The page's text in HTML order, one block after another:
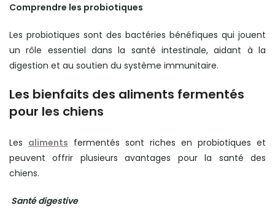
Comprendre les probiotiques
Les probiotiques sont des bactéries bénéfiques qui jouent
un rôle essentiel dans la santé intestinale, aidant à la
digestion et au soutien du système immunitaire.
Les bienfaits des aliments fermentés
pour les chiens
Les aliments fermentés sont riches en probiotiques et
peuvent offrir plusieurs avantages pour la santé des
chiens.
Santé digestive